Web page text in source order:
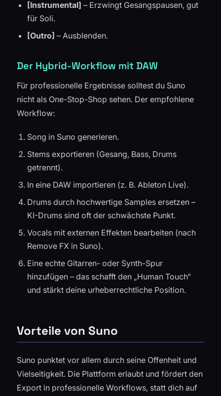
[Instrumental] – Erzwingt Gesangspausen, gut
für Soli.
[Outro] – Ausblenden.
Der Hybrid-Workflow mit DAW
Für professionelle Ergebnisse solltest du Suno
nicht als One-Stop-Shop sehen. Der empfohlene
Workflow:
Song in Suno generieren.
Stems exportieren (Gesang, Bass, Drums
getrennt).
In eine DAW importieren (z. B. Ableton Live).
Drums durch hochwertige Samples ersetzen –
KI-Drums sind oft der schwächste Punkt.
Vocals mit externen Effekten bearbeiten (nach
Remove FX in Suno).
Eine echte Gitarren- oder Synth-Spur
hinzufügen – das schafft den „Human Touch“
und stärkt deine urheberrechtliche Position.
Vorteile von Suno
Suno punktet vor allem durch seine Offenheit und
Vielseitigkeit. Die Plattform erlaubt und fördert den
Export in professionelle Workflows, statt dich auf